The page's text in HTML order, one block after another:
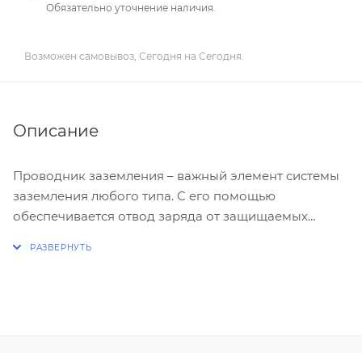
Обязательно уточнение наличия.
Возможен самовывоз, Сегодня на Сегодня.
Описание
Проводник заземления – важный элемент системы
заземления любого типа. С его помощью
обеспечивается отвод заряда от защищаемых